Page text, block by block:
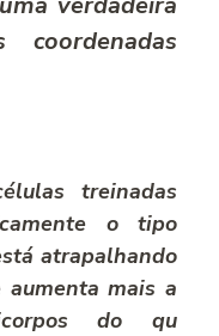
treinadas
o tipo
atrapalhando
mais a
do qu